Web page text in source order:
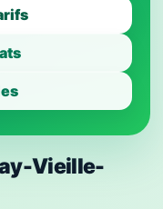
Vieille-